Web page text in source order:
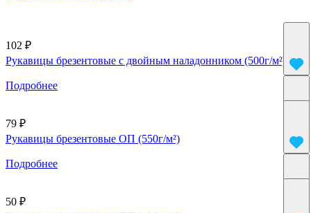
102 ₽
Рукавицы брезентовые с двойным наладонником (500г/м²)
Подробнее
79 ₽
Рукавицы брезентовые ОП (550г/м²)
Подробнее
50 ₽